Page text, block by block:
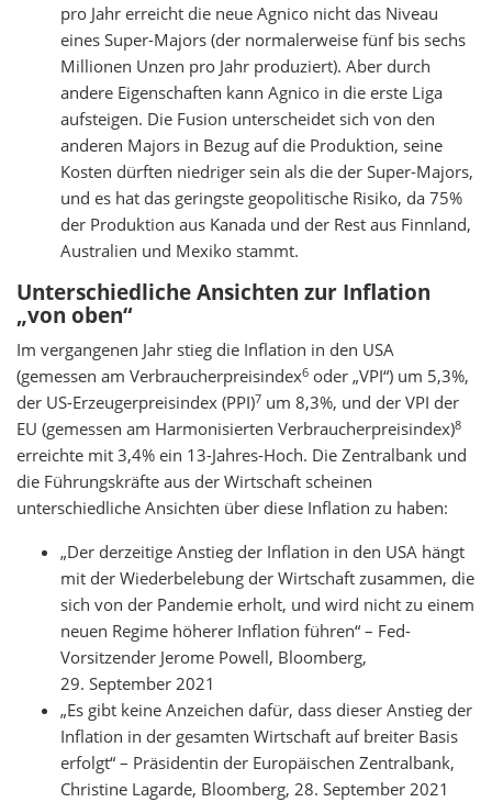
pro Jahr erreicht die neue Agnico nicht das Niveau
eines Super-Majors (der normalerweise fünf bis sechs
Millionen Unzen pro Jahr produziert). Aber durch
andere Eigenschaften kann Agnico in die erste Liga
aufsteigen. Die Fusion unterscheidet sich von den
anderen Majors in Bezug auf die Produktion, seine
Kosten dürften niedriger sein als die der Super-Majors,
und es hat das geringste geopolitische Risiko, da 75%
der Produktion aus Kanada und der Rest aus Finnland,
Australien und Mexiko stammt.
Unterschiedliche Ansichten zur Inflation
„von oben“
Im vergangenen Jahr stieg die Inflation in den USA
(gemessen am Verbraucherpreisindex6 oder „VPI“) um 5,3%,
der US-Erzeugerpreisindex (PPI)7 um 8,3%, und der VPI der
EU (gemessen am Harmonisierten Verbraucherpreisindex)8
erreichte mit 3,4% ein 13-Jahres-Hoch. Die Zentralbank und
die Führungskräfte aus der Wirtschaft scheinen
unterschiedliche Ansichten über diese Inflation zu haben:
„Der derzeitige Anstieg der Inflation in den USA hängt
mit der Wiederbelebung der Wirtschaft zusammen, die
sich von der Pandemie erholt, und wird nicht zu einem
neuen Regime höherer Inflation führen“ – Fed-
Vorsitzender Jerome Powell, Bloomberg,
29. September 2021
„Es gibt keine Anzeichen dafür, dass dieser Anstieg der
Inflation in der gesamten Wirtschaft auf breiter Basis
erfolgt“ – Präsidentin der Europäischen Zentralbank,
Christine Lagarde, Bloomberg, 28. September 2021